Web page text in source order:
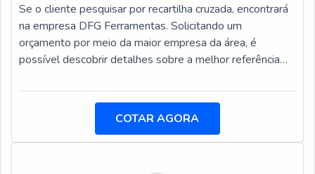
Se o cliente pesquisar por recartilha cruzada, encontrará
na empresa DFG Ferramentas. Solicitando um
orçamento por meio da maior empresa da área, é
possível descobrir detalhes sobre a melhor referência
RECARTILHA CRUZADAQuem precisa de recartilha
com a DFG Ferramentas. Com alto know-how em brocas
com insertos intercambiáveis e rolo recartilhador para
COTAR AGORA